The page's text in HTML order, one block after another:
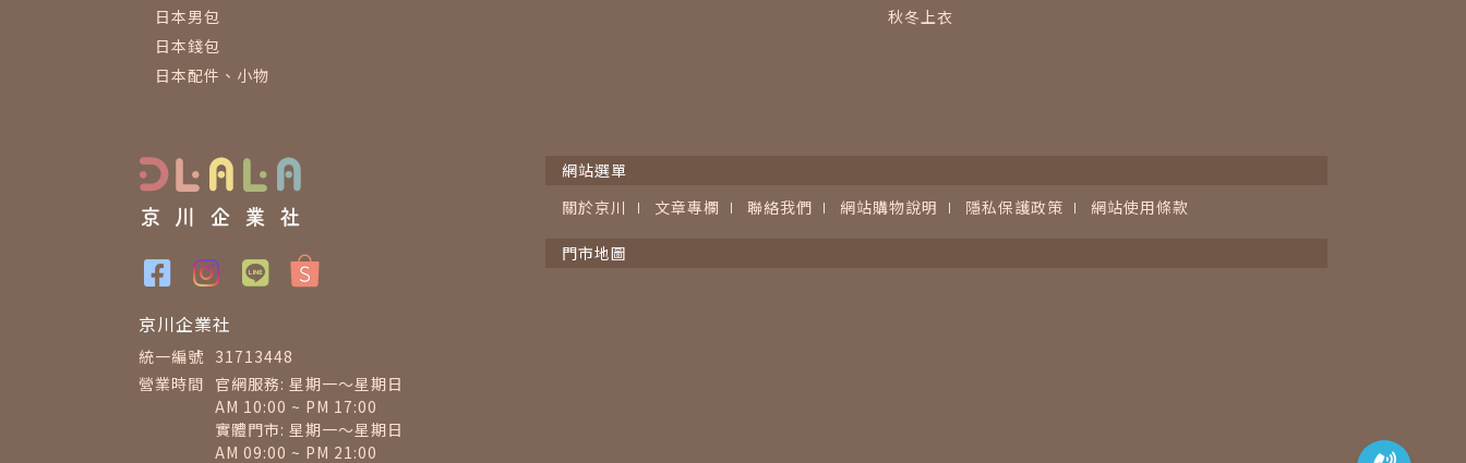
日本男包
日本錢包
日本配件、小物
秋冬上衣
京川企業社
統一編號 31713448
營業時間 官網服務: 星期一～星期日
AM 10:00 ~ PM 17:00
實體門市: 星期一～星期日
AM 09:00 ~ PM 21:00
網站選單
關於京川
文章專欄 聯絡我們 網站購物說明 隱私保護政策 網站使用條款
門市地圖